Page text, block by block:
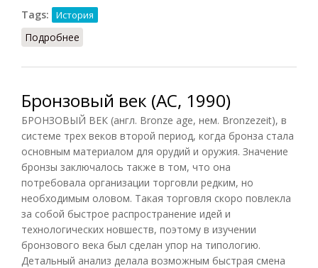
Tags:
История
Подробнее
Бронзовый век (АС, 1990)
БРОНЗОВЫЙ ВЕК (англ. Bronze age, нем. Bronzezeit), в
системе трех веков второй период, когда бронза стала
основным материалом для орудий и оружия. Значение
бронзы заключалось также в том, что она
потребовала организации торговли редким, но
необходимым оловом. Такая торговля скоро повлекла
за собой быстрое распространение идей и
технологических новшеств, поэтому в изучении
бронзового века был сделан упор на типологию.
Детальный анализ делала возможным быстрая смена